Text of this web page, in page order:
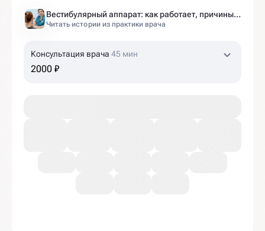
Вестибулярный аппарат: как работает, причины нарушений и как тренировать?
Читать истории из практики врача
Консультация врача 45 мин
2000 ₽